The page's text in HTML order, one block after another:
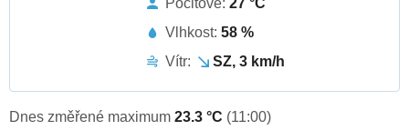
Pocitově: 27 °C
Vlhkost: 58 %
Vítr:
SZ, 3 km/h
Dnes změřené maximum 23.3 °C (11:00)